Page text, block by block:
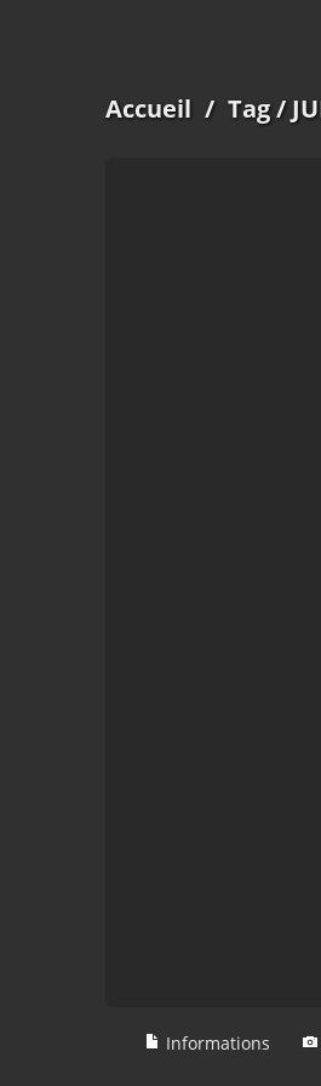
Accueil / Tag/
Informations